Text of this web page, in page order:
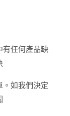
有任何產品缺
。如我們決定